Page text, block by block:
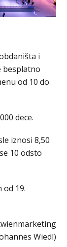
i
besplatno
od 10 do
dece.
iznosi 8,50
10 odsto
od 19.
Wiedl)